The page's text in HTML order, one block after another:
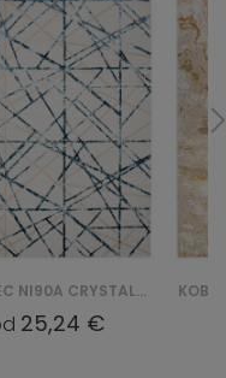
KOBEREC NI90A CRYSTAL GYU - NIEBIESKI
25,24 €